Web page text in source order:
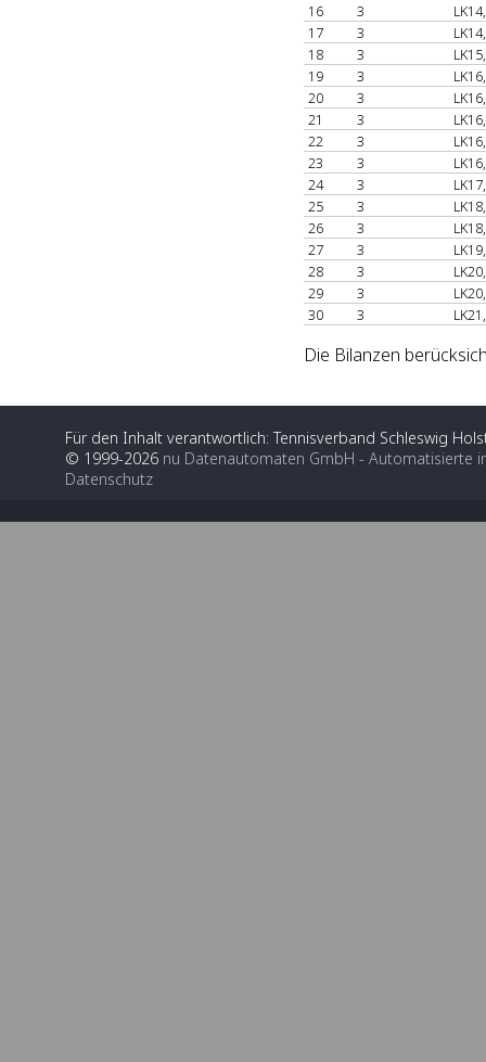
16
3
17
3
18
3
19
3
20
3
21
3
22
3
23
3
24
3
25
3
26
3
27
3
28
3
29
3
30
3
Die Bilanzen
Für den Inhalt verantwortlich: Tennisverband Schleswig
© 1999-2026 nu Datenautomaten GmbH - Automatisierte
Datenschutz